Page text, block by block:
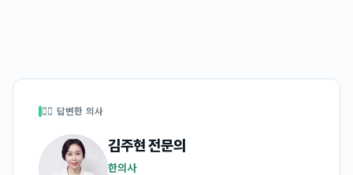
👩‍⚕️ 답변한 의사
김주현전문의
한의사